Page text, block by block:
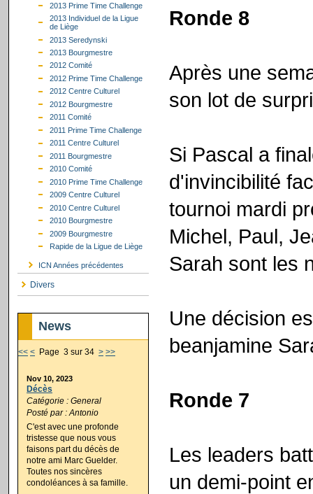
2013 Prime Time Challenge
2013 Individuel de la Ligue
de Liège
2013 Seredynski
2013 Bourgmestre
2012 Comité
2012 Prime Time Challenge
2012 Centre Culturel
2012 Bourgmestre
2011 Comité
2011 Prime Time Challenge
2011 Centre Culturel
2011 Bourgmestre
2010 Comité
2010 Prime Time Challenge
2009 Centre Culturel
2010 Centre Culturel
2010 Bourgmestre
2009 Bourgmestre
Rapide de la Ligue de Liège
ICN Années précédentes
Divers
News
<< < Page 3 sur 34 > >>
Nov 10, 2023
Décès
Catégorie : General
Posté par : Antonio
C'est avec une profonde
tristesse que nous vous
faisons part du décès de
notre ami Marc Guelder.
Toutes nos sincères
condoléances à sa famille.
Ronde 8
Après une
son lot de
Si Pascal a
d'invincibilité
tournoi mardi
Michel, Paul,
Sarah sont les
Une décision
beanjamine
Ronde 7
Les leaders
un demi-point